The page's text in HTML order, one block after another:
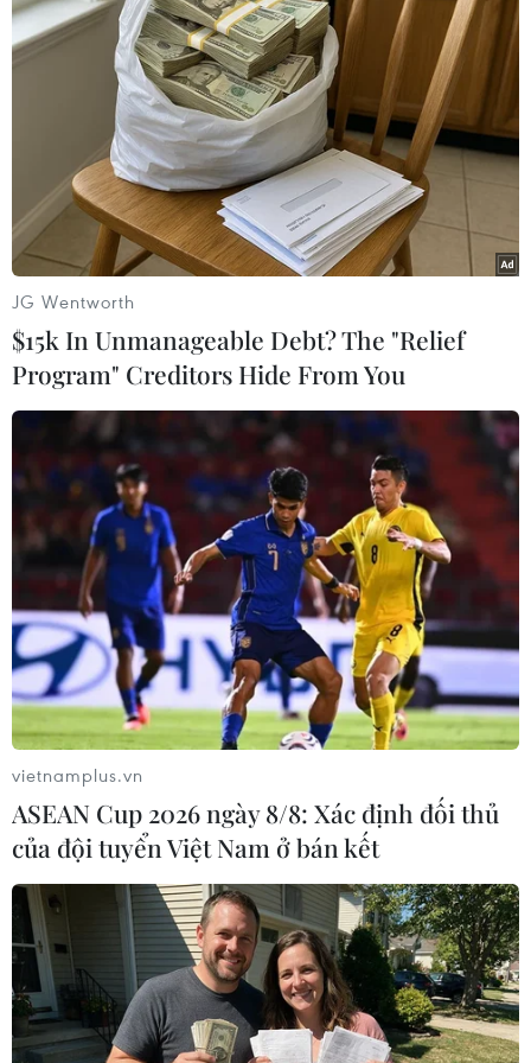
buộc phải khai báo y tế qua mã QR-Code; bố trí
điểm đỗ, đón xe vận tải cố định liên tỉnh... đảm
bảo công tác phòng, chống dịch.
Giải đáp yêu cầu “lái xe đường dài phải được
xét nghiệm COVID-19 khi đi qua các tỉnh,” đại
diện Bộ Y tế cho biết, ngày 28/6, Bộ Y tế đã có
văn bản hướng dẫn các địa phương công khai
các địa điểm xét nghiệm cho lái xe và coi lái xe
nhanh kháng nguyên.
nước, riêng TP.HCM có 62 ca]
Liên quan đến vấn đề này, Phó Giáo sư, Tiến sỹ
Trần Đắc Phu, Cố vấn Trung tâm đáp ứng khẩn
cấp các sự kiện y tế cộng đồng Việt Nam khẳng
định, việc hạn chế khách lên xuống dọc tuyến
vận tải làm giảm nguy cơ lây nhiễm dịch bệnh
trong bối cảnh các địa phương đang xuất hiện
các ca bệnh rải rác, thậm chí, có thể có ca bệnh
lẩn khuất trong cộng đồng.
JG Wentworth
$15k In Unmanageable Debt? The "Relief
Program" Creditors Hide From You
vietnamplus.vn
ASEAN Cup 2026 ngày 8/8: Xác định đối thủ
của đội tuyển Việt Nam ở bán kết